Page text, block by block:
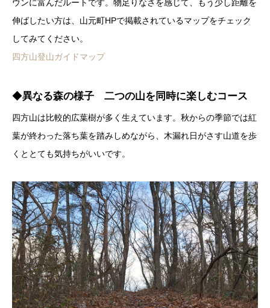
ウンに富んだルートです。物足りなさを感じて、もう少し距離を
伸ばしたい方は、山元町HPで掲載されているマップをチェック
してみてください。
四方山登山ガイドマップ
◆異なる森の様子 二つの山を同時に楽しむコース
四方山は比較的広葉樹が多く生えています。秋からの季節では紅
葉が終わった落ち葉を踏みしめながら、木漏れ日がさす山道を歩
くととても気持ちがいいです。